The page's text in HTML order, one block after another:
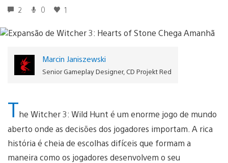
2 0 1
Marcin Janiszewski
Senior Gameplay Designer, CD Projekt Red
The Witcher 3: Wild Hunt é um enorme jogo de mundo
aberto onde as decisões dos jogadores importam. A rica
história é cheia de escolhas difíceis que formam a
maneira como os jogadores desenvolvem o seu